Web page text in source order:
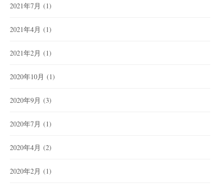
2021年7月 (1)
2021年4月 (1)
2021年2月 (1)
2020年10月 (1)
2020年9月 (3)
2020年7月 (1)
2020年4月 (2)
2020年2月 (1)